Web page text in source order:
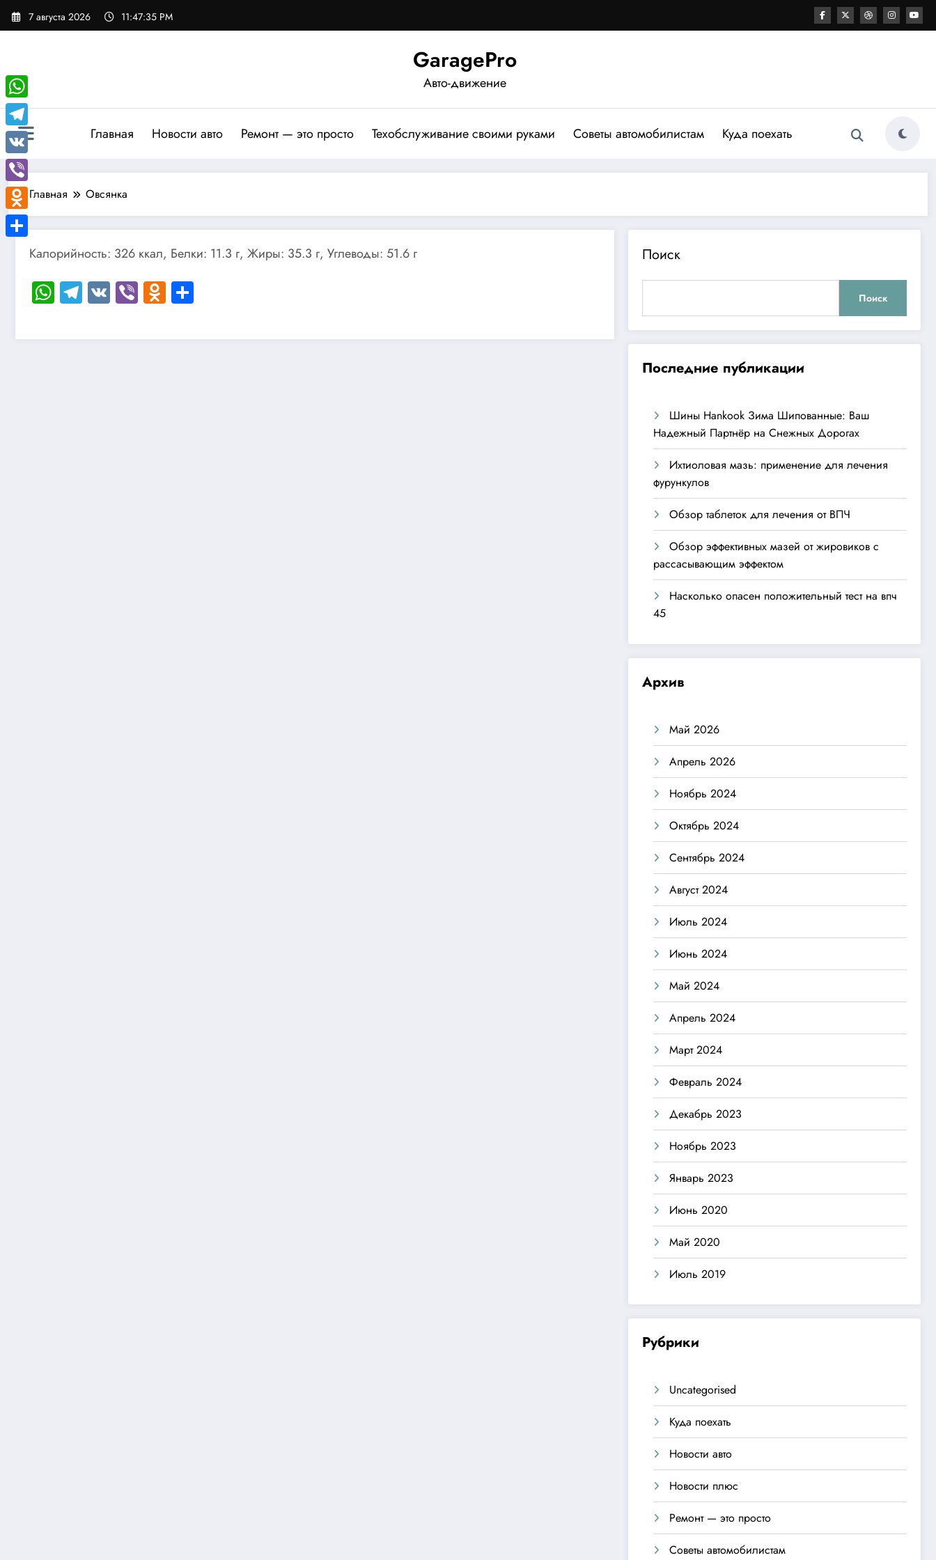
Перейти
7 августа 2026 11:47:36 PM
GaragePro
Авто-движение
Главная Новости авто Ремонт — это просто Техобслуживание своими руками Советы автомобилистам Куда поехать
Главная Овсянка
Калорийность: 326 ккал, Белки: 11.3 г, Жиры: 35.3 г, Углеводы: 51.6 г
WhatsApp
Telegram
VKViberOdnoklassniki
Поиск
Поиск
Последние публикации
Шины Hankook Зима Шипованные: Ваш
Надежный Партнёр на Снежных Дорогах
Ихтиоловая мазь: применение для лечения
фурункулов
Обзор таблеток для лечения от ВПЧ
Обзор эффективных мазей от жировиков с
рассасывающим эффектом
Насколько опасен положительный тест на впч
45
Архив
Май 2026
Апрель 2026
Ноябрь 2024
Октябрь 2024
Сентябрь 2024
Август 2024
Июль 2024
Июнь 2024
Май 2024
Апрель 2024
Март 2024
Февраль 2024
Декабрь 2023
Ноябрь 2023
Январь 2023
Июнь 2020
Май 2020
Июль 2019
Рубрики
Uncategorised
Куда поехать
Новости авто
Новости плюс
Ремонт — это просто
Советы автомобилистам
WhatsApp
Telegram
VK
Viber
Odnoklassniki
Отправить